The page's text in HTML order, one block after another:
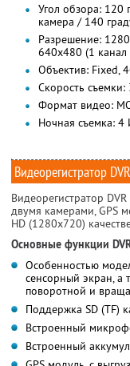
Угол обзора: 120
камера / 140
Разрешение:
640х480 (1 канал
Объектив: Fixed,
Скорость
Формат видео:
Ночная съемка:
Видеорегистратор
Видеорегистратор
двумя камерами, GPS
HD (1280х720)
Основные функции
Особенностью
сенсорный экран, а
поворотной и
Поддержка SD (TF)
Встроенный
Встроенный